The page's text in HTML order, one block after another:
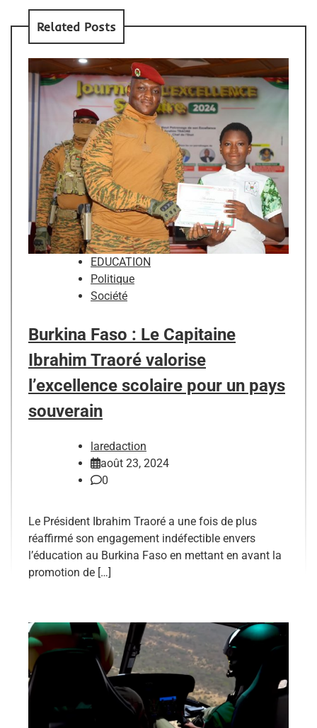
Related Posts
EDUCATION
Politique
Société
Burkina Faso : Le Capitaine
Ibrahim Traoré valorise
l’excellence scolaire pour un pays
souverain
laredaction
août 23, 2024
0
Le Président Ibrahim Traoré a une fois de plus
réaffirmé son engagement indéfectible envers
l’éducation au Burkina Faso en mettant en avant la
promotion de […]